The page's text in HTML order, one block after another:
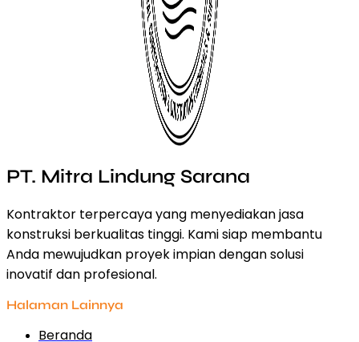
PT. Mitra Lindung Sarana
Kontraktor terpercaya yang menyediakan jasa
konstruksi berkualitas tinggi. Kami siap membantu
Anda mewujudkan proyek impian dengan solusi
inovatif dan profesional.
Halaman Lainnya
Beranda